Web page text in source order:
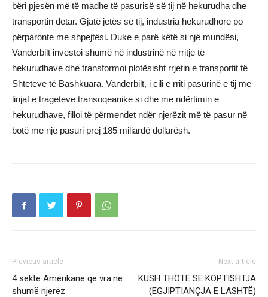
bëri pjesën më të madhe të pasurisë së tij në hekurudha dhe
transportin detar. Gjatë jetës së tij, industria hekurudhore po
përparonte me shpejtësi. Duke e parë këtë si një mundësi,
Vanderbilt investoi shumë në industrinë në rritje të
hekurudhave dhe transformoi plotësisht rrjetin e transportit të
Shteteve të Bashkuara. Vanderbilt, i cili e rriti pasurinë e tij me
linjat e trageteve transoqeanike si dhe me ndërtimin e
hekurudhave, filloi të përmendet ndër njerëzit më të pasur në
botë me një pasuri prej 185 miliardë dollarësh.
Previous article
4 sekte Amerikane që vra.në
shumë njerëz
Next article
KUSH THOTË SE KOPTISHTJA
(EGJIPTIANÇJA E LASHTË)